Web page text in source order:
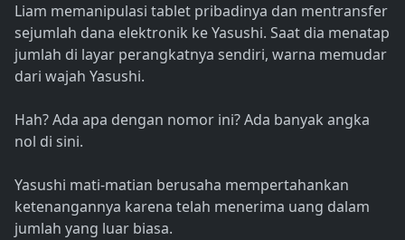
Liam memanipulasi tablet pribadinya dan mentransfer
sejumlah dana elektronik ke Yasushi. Saat dia menatap
jumlah di layar perangkatnya sendiri, warna memudar
dari wajah Yasushi.
Hah? Ada apa dengan nomor ini? Ada banyak angka
nol di sini.
Yasushi mati-matian berusaha mempertahankan
ketenangannya karena telah menerima uang dalam
jumlah yang luar biasa.